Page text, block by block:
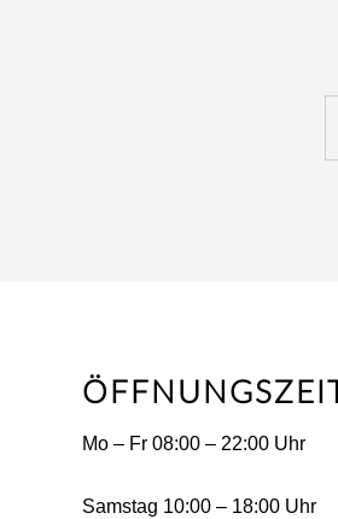
Mo – Fr 08:00 – 22:00 Uhr
Samstag 10:00 – 18:00 Uhr